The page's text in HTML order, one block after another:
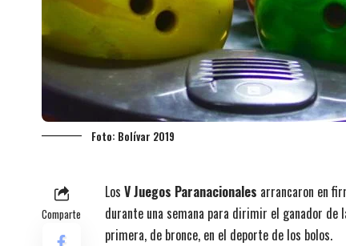
Foto: Bolívar 2019
Comparte
Los V Juegos Paranacionales arrancaron en
durante una semana para dirimir el ganador
primera, de bronce, en el deporte de los bolos.